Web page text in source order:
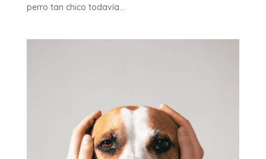
perro tan chico todavía...